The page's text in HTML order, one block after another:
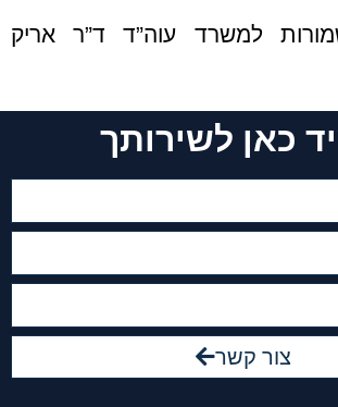
למשרד עוה”ד ד”ר אריק
כאן לשירותך
צור קשר